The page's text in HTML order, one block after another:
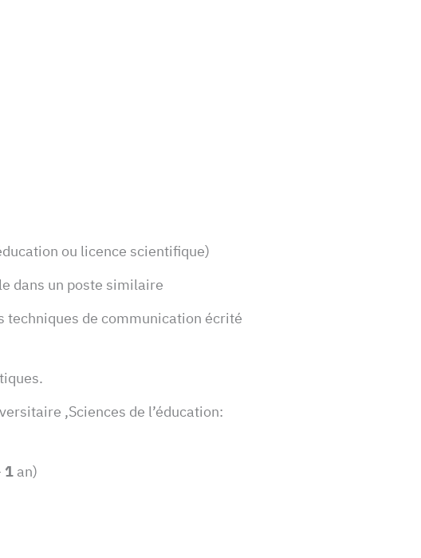
ou licence scientifique)
dans un poste similaire
de communication écrité
,Sciences de l’éducation:
1an)